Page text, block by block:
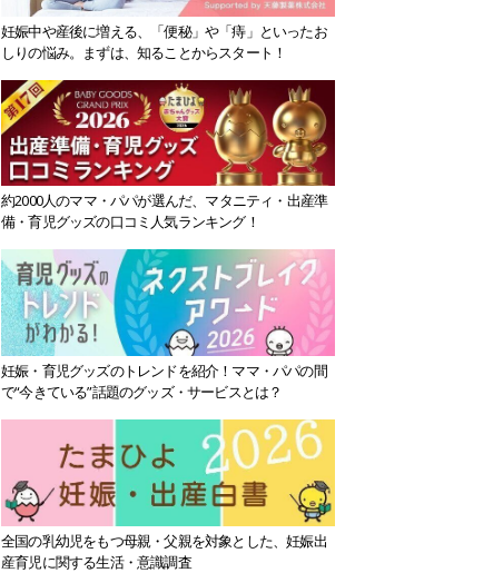
妊娠中や産後に増える、「便秘」や「痔」といったお
しりの悩み。まずは、知ることからスタート！
約2000人のママ・パパが選んだ、マタニティ・出産準
備・育児グッズの口コミ人気ランキング！
妊娠・育児グッズのトレンドを紹介！ママ・パパの間
で“今きている”話題のグッズ・サービスとは？
全国の乳幼児をもつ母親・父親を対象とした、妊娠出
産育児に関する生活・意識調査